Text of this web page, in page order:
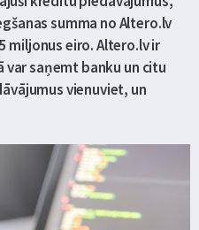
summa no Altero.lv
miljonus eiro. Altero.lv ir
saņemt banku un citu
vienuviet, un